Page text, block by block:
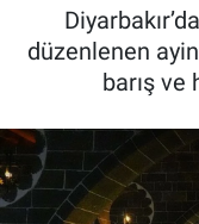
düzenlenen
barış ve
1461
FUTBOL
ALT LIGLER
TV VE
Haber Arşivi